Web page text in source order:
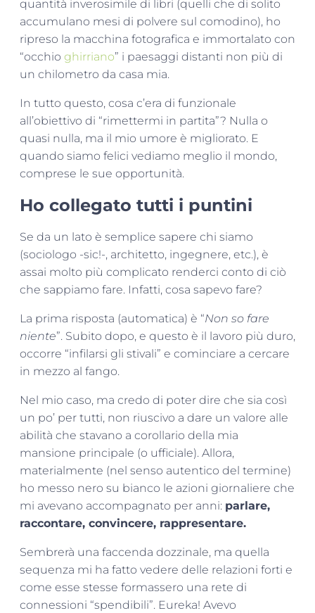
quantità inverosimile di libri (quelli che di solito
accumulano mesi di polvere sul comodino), ho
ripreso la macchina fotografica e immortalato con
“occhio ghirriano” i paesaggi distanti non più di
un chilometro da casa mia.
In tutto questo, cosa c’era di funzionale
all’obiettivo di “rimettermi in partita”? Nulla o
quasi nulla, ma il mio umore è migliorato. E
quando siamo felici vediamo meglio il mondo,
comprese le sue opportunità.
Ho collegato tutti i puntini
Se da un lato è semplice sapere chi siamo
(sociologo -sic!-, architetto, ingegnere, etc.), è
assai molto più complicato renderci conto di ciò
che sappiamo fare. Infatti, cosa sapevo fare?
La prima risposta (automatica) è “Non so fare
niente”. Subito dopo, e questo è il lavoro più duro,
occorre “infilarsi gli stivali” e cominciare a cercare
in mezzo al fango.
Nel mio caso, ma credo di poter dire che sia così
un po’ per tutti, non riuscivo a dare un valore alle
abilità che stavano a corollario della mia
mansione principale (o ufficiale). Allora,
materialmente (nel senso autentico del termine)
ho messo nero su bianco le azioni giornaliere che
mi avevano accompagnato per anni: parlare,
raccontare, convincere, rappresentare.
Sembrerà una faccenda dozzinale, ma quella
sequenza mi ha fatto vedere delle relazioni forti e
come esse stesse formassero una rete di
connessioni “spendibili”. Eureka! Avevo